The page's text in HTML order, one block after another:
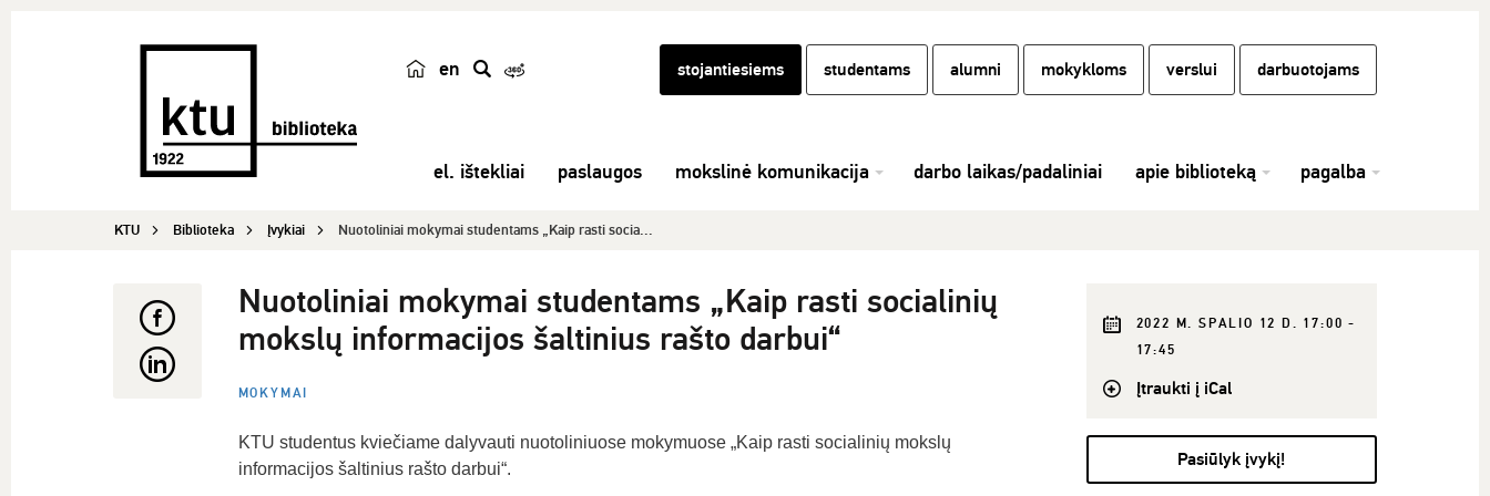
en
e
k
stojantiesiems studentams alumni mokykloms verslui darbuotojams
el. ištekliai paslaugos mokslinė komunikacija darbo laikas/padaliniai apie biblioteką pagalba
KTU Biblioteka Įvykiai Nuotoliniai mokymai studentams „Kaip rasti socia...
Nuotoliniai mokymai studentams „Kaip rasti socialinių
mokslų informacijos šaltinius rašto darbui“
MOKYMAI
KTU studentus kviečiame dalyvauti nuotoliniuose mokymuose „Kaip rasti socialinių mokslų
informacijos šaltinius rašto darbui“.
2022 M. SPALIO 12 D. 17:00 -
17:45
Įtraukti į iCal
Pasiūlyk įvykį!